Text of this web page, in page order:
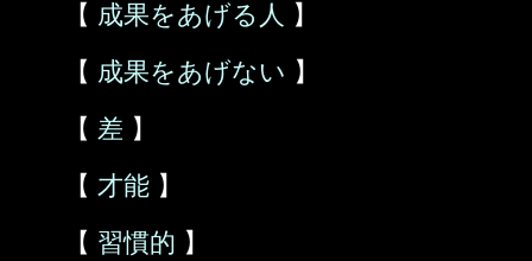
【 成果をあげる人 】
【 成果をあげない 】
【 差 】
【 才能 】
【 習慣的 】